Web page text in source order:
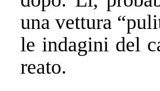
una vettura
le indagini del
reato.